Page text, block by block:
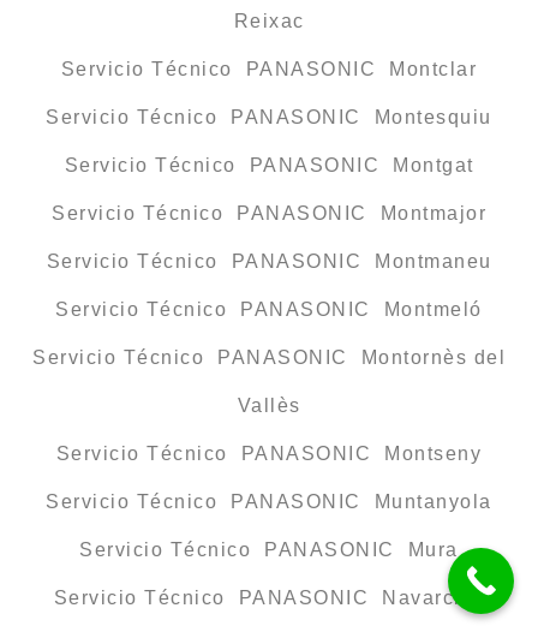
Reixac
Servicio Técnico PANASONIC Montclar
Servicio Técnico PANASONIC Montesquiu
Servicio Técnico PANASONIC Montgat
Servicio Técnico PANASONIC Montmajor
Servicio Técnico PANASONIC Montmaneu
Servicio Técnico PANASONIC Montmeló
Servicio Técnico PANASONIC Montornès del
Vallès
Servicio Técnico PANASONIC Montseny
Servicio Técnico PANASONIC Muntanyola
Servicio Técnico PANASONIC Mura
Servicio Técnico PANASONIC Navarcles